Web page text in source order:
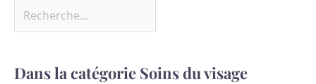
Dans la catégorie Soins du visage